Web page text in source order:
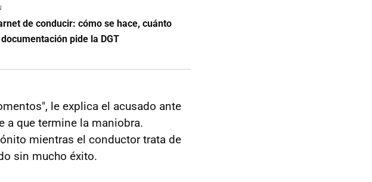
de conducir: cómo se hace, cuánto
pide la DGT
le explica el acusado ante
a que termine la maniobra.
mientras el conductor trata de
sin mucho éxito.